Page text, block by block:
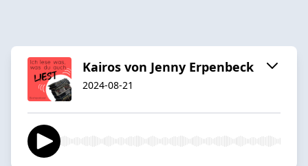
Kairos von Jenny Erpenbeck
2024-08-21